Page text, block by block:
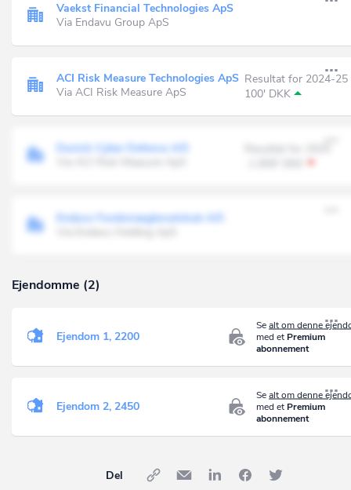
Vaekst Financial Technologies ApS
Via Endavu Group ApS
ACI Risk Measure Technologies ApS
Via ACI Risk Measure ApS
Resultat for 2024-25
100' DKK
Danish Cyber Defence A/S
Endavu Fondsmæglerselskab A/S
Ejendomme (2)
Sealt om denne
med et Premium
abonnement
Ejendom 1, 2200
Sealt om denne
med et Premium
abonnement
Ejendom 2, 2450
Del